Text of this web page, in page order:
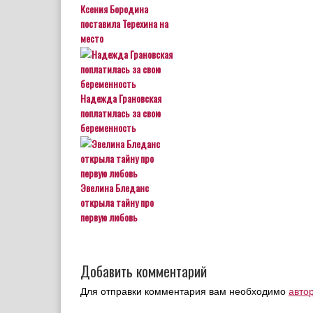
Ксения Бородина
поставила Терехина на
место
Надежда Грановская
поплатилась за свою
беременность
Эвелина Бледанс
открыла тайну про
первую любовь
Добавить комментарий
Для отправки комментария вам необходимо